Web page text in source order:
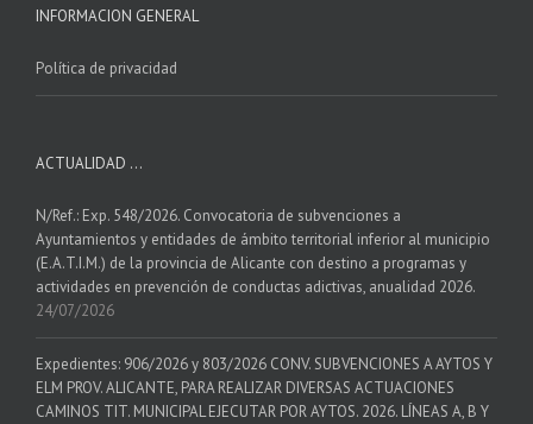
INFORMACION GENERAL
Política de privacidad
ACTUALIDAD …
N/Ref.: Exp. 548/2026. Convocatoria de subvenciones a
Ayuntamientos y entidades de ámbito territorial inferior al municipio
(E.A.T.I.M.) de la provincia de Alicante con destino a programas y
actividades en prevención de conductas adictivas, anualidad 2026.
24/07/2026
Expedientes: 906/2026 y 803/2026 CONV. SUBVENCIONES A AYTOS Y
ELM PROV. ALICANTE, PARA REALIZAR DIVERSAS ACTUACIONES
CAMINOS TIT. MUNICIPAL EJECUTAR POR AYTOS. 2026. LÍNEAS A, B Y